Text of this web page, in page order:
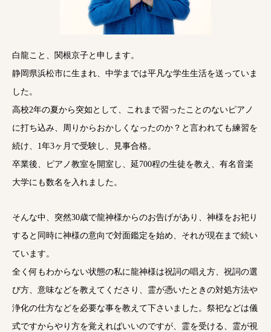
白龍こと、関根京子と申します。
静岡県浜松市に生まれ、中学までは平凡な学生生活を送っていま
した。
高校2年の夏から突如として、これまで習ったことのないピアノ
に打ち込み、周りからおかしくなったのか？と言われても練習を
続け、1年3ヶ月で受験し、見事合格。
卒業後、ピアノ教室を開室し、延700程の生徒を教え、有名音楽
大学にも数名を入れました。
そんな中、突然30歳で龍神様からのお告げがあり、神様をお祀り
すると同時に神様の意向で対面鑑定を始め、それが現在まで続い
ています。
全く何もわからない状態の私に龍神様は祝詞の唱え方、祝詞の選
び方、意味などを教えてくださり、霊が憑いたときの対処方法や
浄化の仕方などを必要な事を教えて下さいました。祭祀などは儀
式ですからやり方を覚えればいいのですが、霊を受ける、霊が視